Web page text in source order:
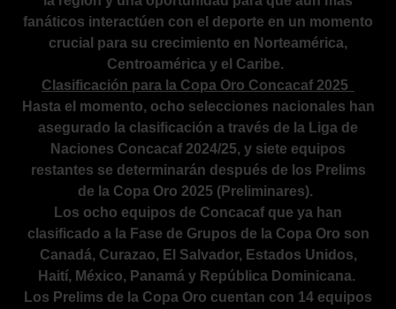
fanáticos interactúen con el deporte en un momento
crucial para su crecimiento en Norteamérica,
Centroamérica y el Caribe.
Clasificación para la Copa Oro Concacaf 2025
Hasta el momento, ocho selecciones nacionales han
asegurado la clasificación a través de la Liga de
Naciones Concacaf 2024/25, y siete equipos
restantes se determinarán después de los Prelims
de la Copa Oro 2025 (Preliminares).
Los ocho equipos de Concacaf que ya han
clasificado a la Fase de Grupos de la Copa Oro son
Canadá, Curazao, El Salvador, Estados Unidos,
Haití, México, Panamá y República Dominicana.
Los Prelims de la Copa Oro cuentan con 14 equipos